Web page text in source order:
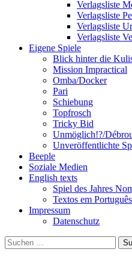
Verlagsliste
Verlagsliste
Verlagsliste
Verlagsliste
Eigene Spiele
Blick hinter die
Mission Impractical
Omba/Docker
Pari
Schiebung
Topfrosch
Tricky Bid
Unmöglich!?/
Unveröffentlichte
Beeple
Soziale Medien
English texts
Spiel des Jahres
Textos em Português
Impressum
Datenschutz
Suchen
nach: